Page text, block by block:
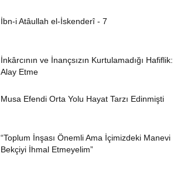
İbn-i Atâullah el-İskenderî - 7
İnkârcının ve İnançsızın Kurtulamadığı Hafiflik:
Alay Etme
Musa Efendi Orta Yolu Hayat Tarzı Edinmişti
“Toplum İnşası Önemli Ama İçimizdeki Manevi
Bekçiyi İhmal Etmeyelim”